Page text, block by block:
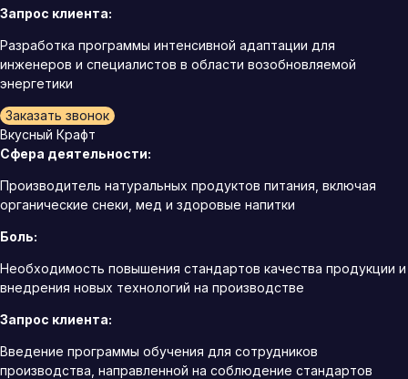
Запрос клиента:
Разработка программы интенсивной адаптации для
инженеров и специалистов в области возобновляемой
энергетики
Заказать звонок
Вкусный Крафт
Сфера деятельности:
Производитель натуральных продуктов питания, включая
органические снеки, мед и здоровые напитки
Боль:
Необходимость повышения стандартов качества продукции и
внедрения новых технологий на производстве
Запрос клиента:
Введение программы обучения для сотрудников
производства, направленной на соблюдение стандартов